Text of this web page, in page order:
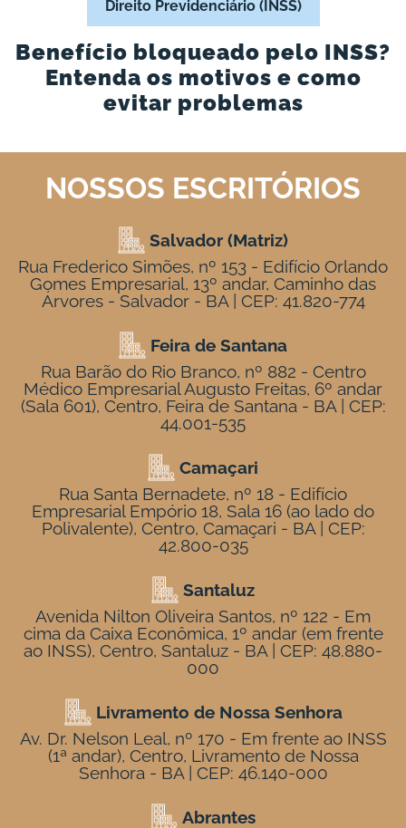
Direito Previdenciário (INSS)
Benefício bloqueado pelo INSS?
Entenda os motivos e como
evitar problemas
NOSSOS ESCRITÓRIOS
Salvador (Matriz)
Rua Frederico Simões, nº 153 - Edifício Orlando
Gomes Empresarial, 13º andar, Caminho das
Árvores - Salvador - BA | CEP: 41.820-774
Feira de Santana
Rua Barão do Rio Branco, nº 882 - Centro
Médico Empresarial Augusto Freitas, 6º andar
(Sala 601), Centro, Feira de Santana - BA | CEP:
44.001-535
Camaçari
Rua Santa Bernadete, nº 18 - Edifício
Empresarial Empório 18, Sala 16 (ao lado do
Polivalente), Centro, Camaçari - BA | CEP:
42.800-035
Santaluz
Avenida Nilton Oliveira Santos, nº 122 - Em
cima da Caixa Econômica, 1º andar (em frente
ao INSS), Centro, Santaluz - BA | CEP: 48.880-
000
Livramento de Nossa Senhora
Av. Dr. Nelson Leal, nº 170 - Em frente ao INSS
(1ª andar), Centro, Livramento de Nossa
Senhora - BA | CEP: 46.140-000
Abrantes